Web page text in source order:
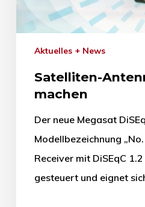
Aktuelles + News
Satelliten-
machen
Der neue Megasat
Modellbezeichnung
Receiver mit DiSEqC
gesteuert und eignet